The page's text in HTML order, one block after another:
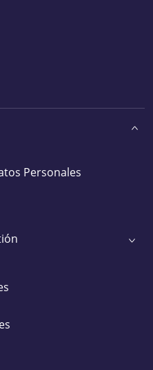
Personales